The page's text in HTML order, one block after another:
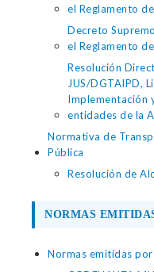
el Reglamento
Decreto
el Reglamento
Resolución
JUS/DGTAIPD,
Implementación
entidades de la
Normativa de
Pública
Resolución de
NORMAS
Normas emitidas